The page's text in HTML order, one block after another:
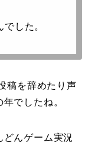
した。
稿を辞めたり声
でしたね。
どんゲーム実況